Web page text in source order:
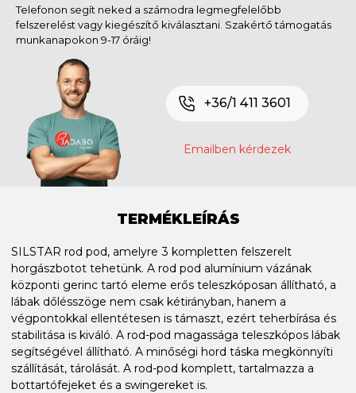
Telefonon segít neked a számodra legmegfelelőbb
felszerelést vagy kiegészítő kiválasztani. Szakértő támogatás
munkanapokon 9-17 óráig!
+36/1 411 3601
Emailben kérdezek
TERMÉKLEÍRÁS
SILSTAR rod pod, amelyre 3 kompletten felszerelt
horgászbotot tehetünk. A rod pod alumínium vázának
központi gerinc tartó eleme erős teleszkóposan állítható, a
lábak dőlésszöge nem csak kétirányban, hanem a
végpontokkal ellentétesen is támaszt, ezért teherbírása és
stabilitása is kiváló. A rod-pod magassága teleszkópos lábak
segítségével állítható. A minőségi hord táska megkönnyíti
szállítását, tárolását. A rod-pod komplett, tartalmazza a
bottartófejeket és a swingereket is.